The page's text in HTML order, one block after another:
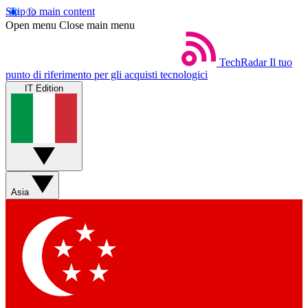
Skip to main content
Open menu Close main menu
TechRadar Il tuo
punto di riferimento per gli acquisti tecnologici
IT Edition
Asia